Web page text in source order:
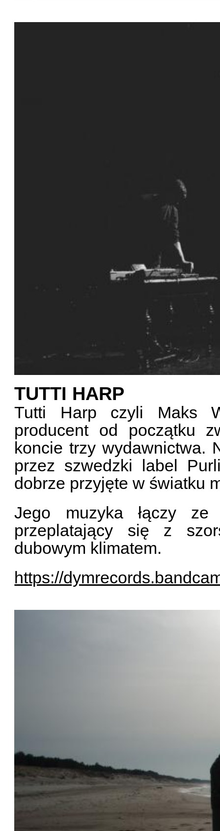
TUTTI HARP
Tutti Harp czyli Maks
producent od początku
koncie trzy wydawnictwa.
przez szwedzki label
dobrze przyjęte w światku
Jego muzyka łączy ze
przeplatający się z
dubowym klimatem.
https://